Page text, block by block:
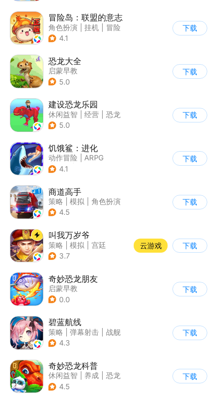
冒险岛：联盟的意志
角色扮演 挂机
冒险
| 冒险岛
4.1
下载
恐龙大全
启蒙早教
5.0
下载
建设恐龙乐园
休闲益智 经营
恐龙
| 卡通
5.0
下载
饥饿鲨：进化
动作冒险
ARPG
| 冒险
4.1
下载
商道高手
策略 模拟
角色扮演
| 收集
4.5
下载
叫我万岁爷
策略 模拟
宫廷
| 剧情
3.7
云游戏 下载
奇妙恐龙朋友
启蒙早教
| 儿童益智游戏
0.0
下载
碧蓝航线
策略 弹幕射击
战舰
| 美少女
4.3
下载
奇妙恐龙科普
休闲益智 养成
恐龙
| 宝宝巴士
4.5
下载